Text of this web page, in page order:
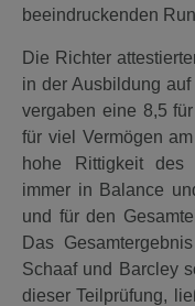
beeindruckenden
Die Richter
in der Ausbildung
vergaben eine 8,5
für viel Vermögen
hohe Rittigkeit des
immer in Balance
und für den
Das
Schaaf und Barcley
dieser Teilprüfung,